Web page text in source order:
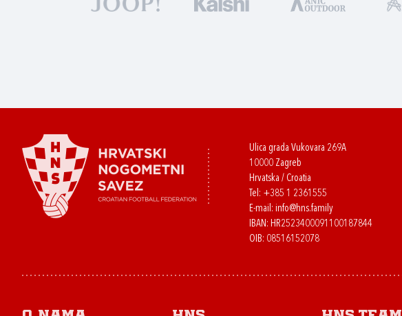
Ulica grada Vukovara 269A
10000 Zagreb
Hrvatska / Croatia
Tel: +385 1 2361555
E-mail: info@hns.family
IBAN: HR2523400091100187844
OIB: 08516152078